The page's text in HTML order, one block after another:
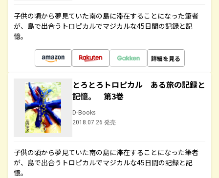
子供の頃から夢見ていた南の島に滞在することになった筆者
が、島で出合うトロピカルでマジカルな45日間の記録と記
憶。
詳細を見る
とろとろトロピカル ある旅の記録と
記憶。 第3巻
D-Books
2018.07.26 発売
子供の頃から夢見ていた南の島に滞在することになった筆者
が、島で出合うトロピカルでマジカルな45日間の記録と記
憶。